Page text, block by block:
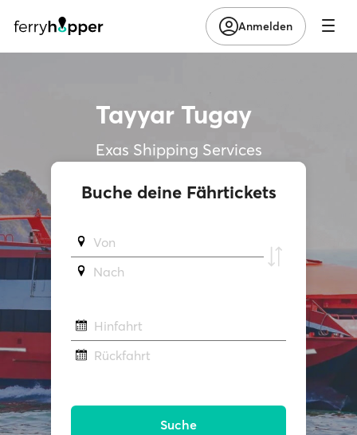
Anmelden
Tayyar Tugay
Exas Shipping Services
Buche deine Fährtickets
Von
Νach
Hinfahrt
Rückfahrt
Suche